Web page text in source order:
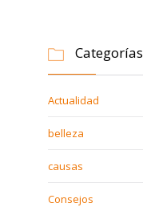
 Categorías
Actualidad
belleza
causas
Consejos